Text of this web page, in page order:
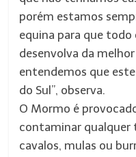
porém estamos
equina para que
desenvolva da
entendemos que
do Sul”, observa.
O Mormo é
contaminar qualquer
cavalos, mulas ou